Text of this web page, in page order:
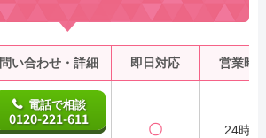
問い合わせ・詳細 即日対応 営業時
電話で相談
0120-221-611
〇 24時間